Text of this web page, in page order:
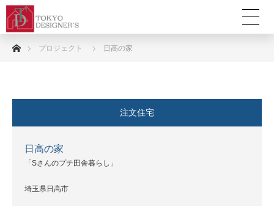
ホームプロジェクト 日高の家
注文住宅
日高の家
「Sさんのプチ田舎暮らし」
埼玉県日高市